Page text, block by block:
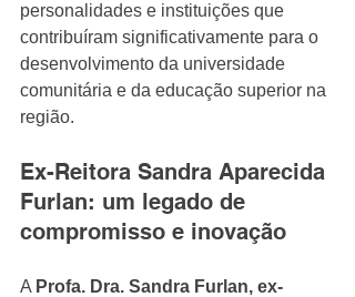
personalidades e instituições que
contribuíram significativamente para o
desenvolvimento da universidade
comunitária e da educação superior na
região.
Ex-Reitora Sandra Aparecida
Furlan: um legado de
compromisso e inovação
A Profa. Dra. Sandra Furlan, ex-